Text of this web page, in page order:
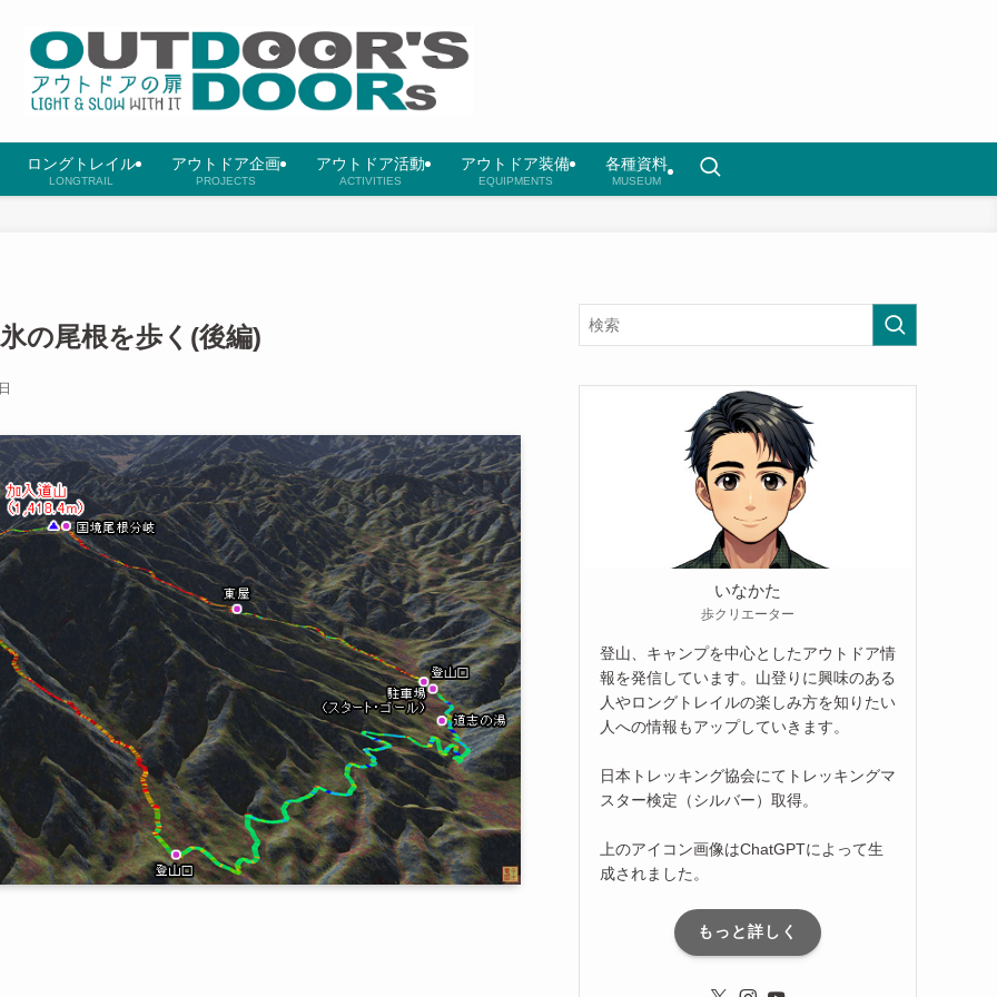
ロングトレイル
LONGTRAIL
アウトドア企画
PROJECTS
アウトドア活動
ACTIVITIES
アウトドア装備
EQUIPMENTS
各種資料
MUSEUM
の尾根を歩く(後編)
いなかた
歩クリエーター
登山、キャンプを中心としたアウトドア情
報を発信しています。山登りに興味のある
人やロングトレイルの楽しみ方を知りたい
人への情報もアップしていきます。
日本トレッキング協会にてトレッキングマ
スター検定（シルバー）取得。
上のアイコン画像はChatGPTによって生
成されました。
もっと詳しく